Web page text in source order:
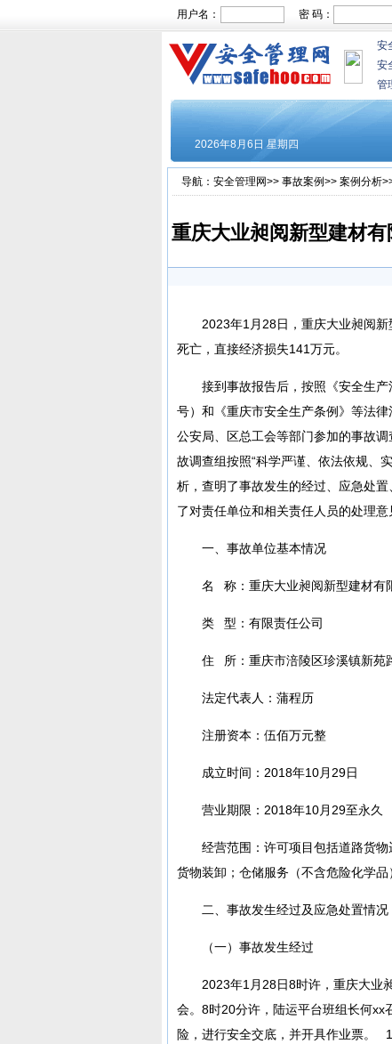
用户名： 密 码：
安
安
管
导航： 安全管理网>> 事故案例>> 案例分析
重庆大业昶阅新型建材
2023年1月28日，重庆大业昶阅
死亡，直接经济损失141万元。
接到事故报告后，按照《安全生
号）和《重庆市安全生产条例》等法
公安局、区总工会等部门参加的事故
故调查组按照“科学严谨、依法依规、
析，查明了事故发生的经过、应急处
了对责任单位和相关责任人员的处理
一、事故单位基本情况
名 称：重庆大业昶阅新型建材有
类 型：有限责任公司
住 所：重庆市涪陵区珍溪镇新苑
法定代表人：蒲程历
注册资本：伍佰万元整
成立时间：2018年10月29日
营业期限：2018年10月29至永久
经营范围：许可项目包括道路货
货物装卸；仓储服务（不含危险化学
二、事故发生经过及应急处置情况
（一）事故发生经过
2023年1月28日8时许，重庆大业
会。8时20分许，陆运平台班组长何xx
险，进行安全交底，并开具作业票。